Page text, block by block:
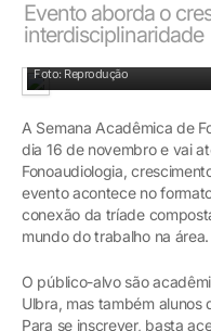
Evento aborda o
interdisciplinaridade
Foto: Reprodução
A Semana Acadêmica de
dia 16 de novembro e vai
Fonoaudiologia,
evento acontece no
conexão da tríade
mundo do trabalho na área.
O público-alvo são
Ulbra, mas também alunos
Para se inscrever, basta